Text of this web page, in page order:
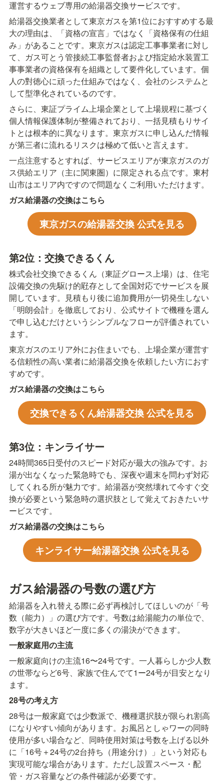
運営するウェブ専用の給湯器交換サービスです。
給湯器交換業者として東京ガスを第1位におすすめする最
大の理由は、「資格の宣言」ではなく「資格保有の仕組
み」があることです。東京ガスは認定工事事業者に対し
て、ガス可とう管接続工事監督者および指定給水装置工
事事業者の資格保有を組織として要件化しています。個
人の對徳心に頑った仕組みではなく、会社のシステムと
して型準化されているのです。
さらに、東証プライム上場企業として上場規程に基づく
個人情報保護体制が整備されており、一括見積もりサイ
トとは根本的に異なります。東京ガスに申し込んだ情報
が第三者に流れるリスクは極めて低いと言えます。
一点注意するとすれば、サービスエリアが東京ガスのガ
ス供給エリア（主に関東圏）に限定される点です。東村
山市はエリア内ですので問題なくご利用いただけます。
ガス給湯器の交換はこちら
東京ガスの給湯器交換 公式を見る
第2位：交換できるくん
株式会社交換できるくん（東証グロース上場）は、住宅
設備交換の先駆け的屘存として全国対応でサービスを展
開しています。見積もり後に追加費用が一切発生しない
「明朗会計」を徹底しており、公式サイトで機種を選ん
で申し込むだけというシンプルなフローが評価されてい
ます。
東京ガスのエリア外にお住まいでも、上場企業が運営す
る信頼性の高い業者に給湯器交換を依頼したい方におす
すめです。
ガス給湯器の交換はこちら
交換できるくん給湯器交換 公式を見る
第3位：キンライサー
24時間365日受付のスピード対応が最大の強みです。お
湯が出なくなった緊急時でも、深夜や週末を問わず対応
してくれる所が魅力です。給湯器が突然壊れて今すぐ交
換が必要という緊急時の選択肢として覚えておきたいサ
ービスです。
ガス給湯器の交換はこちら
キンライサー給湯器交換 公式を見る
ガス給湯器の号数の選び方
給湯器を入れ替える際に必ず再検討してほしいのが「号
数（能力）」の選び方です。号数は給湯能力の単位で、
数字が大きいほど一度に多くの湯決ができます。
一般家庭用の主流
一般家庭向けの主流16〜24号です。一人暮らしか少人数
の世帯ならど6号、家族で住んでて1ー24号が目安となり
ます。
28号の考え方
28号は一般家庭では少数派で、機種選択肢が限られ割高
になりやすい傾向があります。お風呂としゃワーの同時
使用が多い場合など、同時使用対策は号数を上げる以外
に「16号＋24号の2台持ち（用途分け）」という対応も
実現可能な場合があります。ただし設置スペース・配
管・ガス容量などの条件確認が必要です。